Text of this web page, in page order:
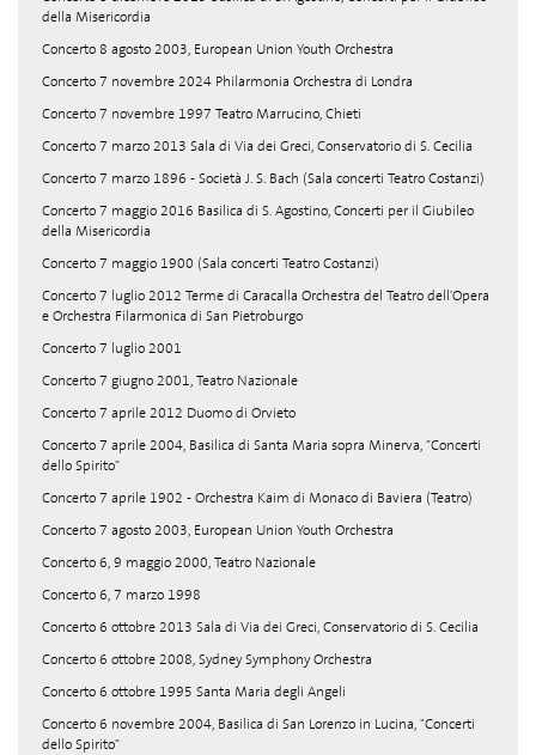
della Misericordia
Concerto 8 agosto 2003, European Union Youth Orchestra
Concerto 7 novembre 2024 Philarmonia Orchestra di Londra
Concerto 7 novembre 1997 Teatro Marrucino, Chieti
Concerto 7 marzo 2013 Sala di Via dei Greci, Conservatorio di S. Cecilia
Concerto 7 marzo 1896 - Società J. S. Bach (Sala concerti Teatro Costanzi)
Concerto 7 maggio 2016 Basilica di S. Agostino, Concerti per il Giubileo
della Misericordia
Concerto 7 maggio 1900 (Sala concerti Teatro Costanzi)
Concerto 7 luglio 2012 Terme di Caracalla Orchestra del Teatro dell'Opera
e Orchestra Filarmonica di San Pietroburgo
Concerto 7 luglio 2001
Concerto 7 giugno 2001, Teatro Nazionale
Concerto 7 aprile 2012 Duomo di Orvieto
Concerto 7 aprile 2004, Basilica di Santa Maria sopra Minerva, "Concerti
dello Spirito"
Concerto 7 aprile 1902 - Orchestra Kaim di Monaco di Baviera (Teatro)
Concerto 7 agosto 2003, European Union Youth Orchestra
Concerto 6, 9 maggio 2000, Teatro Nazionale
Concerto 6, 7 marzo 1998
Concerto 6 ottobre 2013 Sala di Via dei Greci, Conservatorio di S. Cecilia
Concerto 6 ottobre 2008, Sydney Symphony Orchestra
Concerto 6 ottobre 1995 Santa Maria degli Angeli
Concerto 6 novembre 2004, Basilica di San Lorenzo in Lucina, "Concerti
dello Spirito"